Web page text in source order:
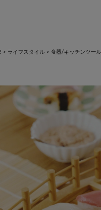
> ライフスタイル > 食器/キッチンツー